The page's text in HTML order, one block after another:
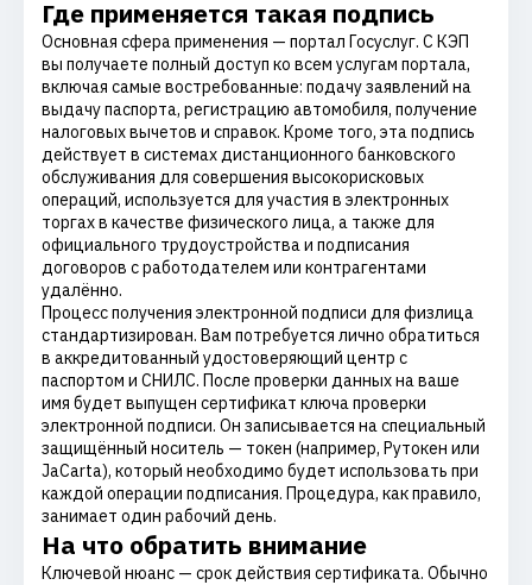
Где применяется такая подпись
Основная сфера применения — портал Госуслуг. С КЭП
вы получаете полный доступ ко всем услугам портала,
включая самые востребованные: подачу заявлений на
выдачу паспорта, регистрацию автомобиля, получение
налоговых вычетов и справок. Кроме того, эта подпись
действует в системах дистанционного банковского
обслуживания для совершения высокорисковых
операций, используется для участия в электронных
торгах в качестве физического лица, а также для
официального трудоустройства и подписания
договоров с работодателем или контрагентами
удалённо.
Процесс получения электронной подписи для физлица
стандартизирован. Вам потребуется лично обратиться
в аккредитованный удостоверяющий центр с
паспортом и СНИЛС. После проверки данных на ваше
имя будет выпущен сертификат ключа проверки
электронной подписи. Он записывается на специальный
защищённый носитель — токен (например, Рутокен или
JaCarta), который необходимо будет использовать при
каждой операции подписания. Процедура, как правило,
занимает один рабочий день.
На что обратить внимание
Ключевой нюанс — срок действия сертификата. Обычно